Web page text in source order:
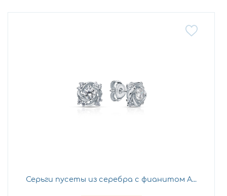
Серьги пусеты из серебра с фианитом A...